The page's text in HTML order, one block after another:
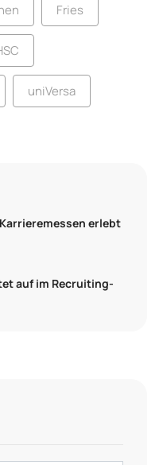
Fries
uniVersa
erlebt
auf im Recruiting-